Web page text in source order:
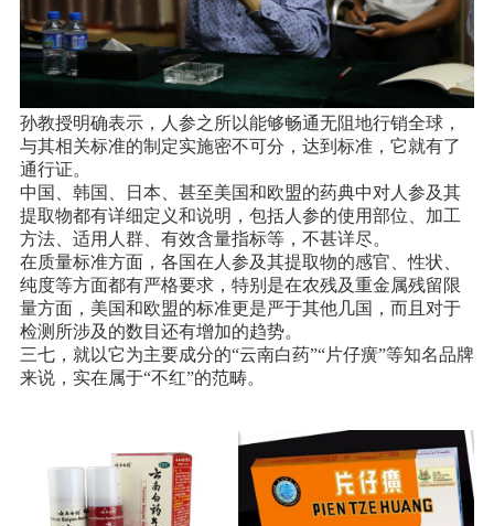
孙教授明确表示，人参之所以能够畅通无阻地行销全球，
与其相关标准的制定实施密不可分，达到标准，它就有了
通行证。
中国、韩国、日本、甚至美国和欧盟的药典中对人参及其
提取物都有详细定义和说明，包括人参的使用部位、加工
方法、适用人群、有效含量指标等，不甚详尽。
在质量标准方面，各国在人参及其提取物的感官、性状、
纯度等方面都有严格要求，特别是在农残及重金属残留限
量方面，美国和欧盟的标准更是严于其他几国，而且对于
检测所涉及的数目还有增加的趋势。
三七，就以它为主要成分的“云南白药”“片仔癀”等知名品牌
来说，实在属于“不红”的范畴。